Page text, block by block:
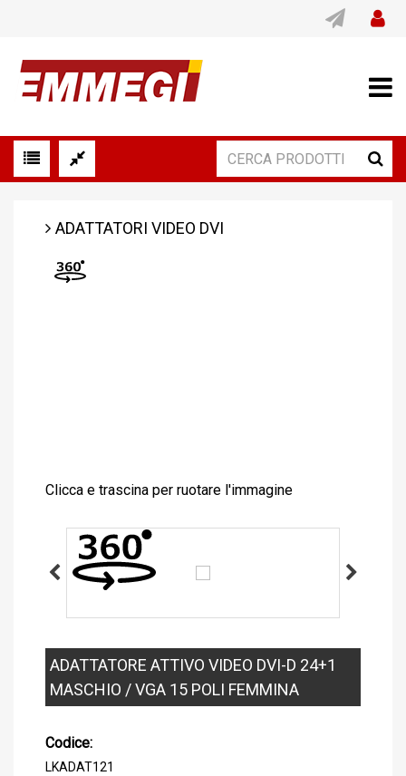
ADATTATORI VIDEO DVI
Clicca e trascina per ruotare l'immagine
ADATTATORE ATTIVO VIDEO DVI-D 24+1
MASCHIO / VGA 15 POLI FEMMINA
Codice:
LKADAT121